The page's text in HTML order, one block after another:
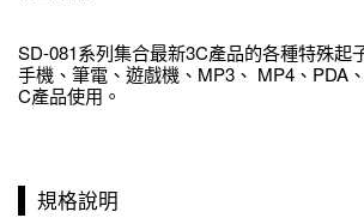
SD-081系列集合最新3C產品的各種特殊起
手機、筆電、遊戲機、MP3、 MP4、PDA
C產品使用。
規格說明